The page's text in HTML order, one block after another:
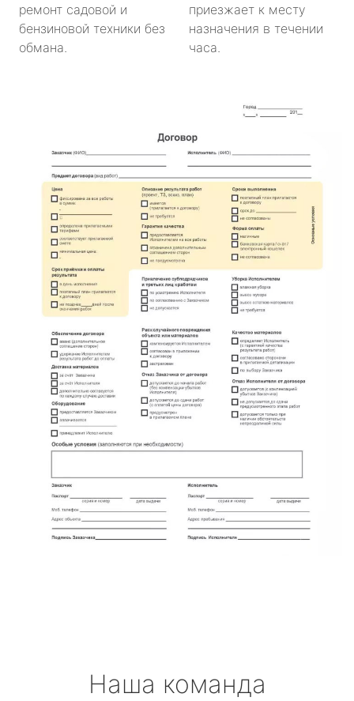
ремонт садовой и
бензиновой техники без
обмана.
приезжает к месту
назначения в течении
часа.
Наша команда